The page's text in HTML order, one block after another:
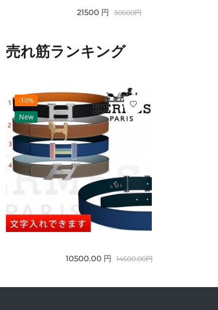
21500 円 30500円
売れ筋ランキング
-10%
New
10500.00 円 14500.00円